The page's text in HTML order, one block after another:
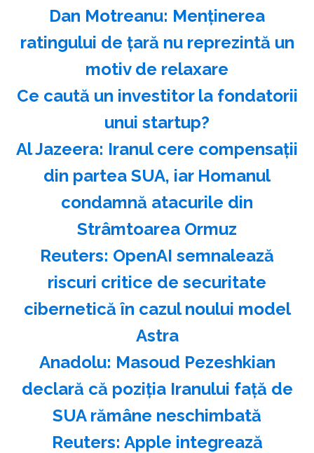
Dan Motreanu: Menţinerea
ratingului de ţară nu reprezintă un
motiv de relaxare
Ce caută un investitor la fondatorii
unui startup?
Al Jazeera: Iranul cere compensaţii
din partea SUA, iar Homanul
condamnă atacurile din
Strâmtoarea Ormuz
Reuters: OpenAI semnalează
riscuri critice de securitate
cibernetică în cazul noului model
Astra
Anadolu: Masoud Pezeshkian
declară că poziţia Iranului faţă de
SUA rămâne neschimbată
Reuters: Apple integrează